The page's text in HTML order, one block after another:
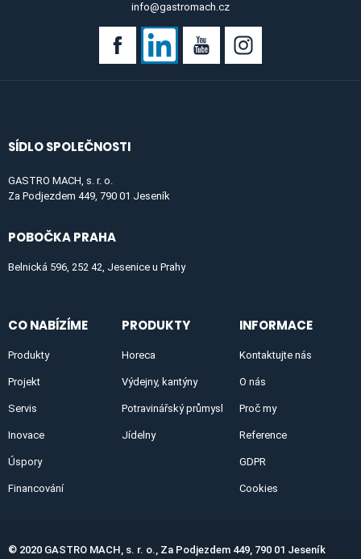
info@gastromach.cz
SÍDLO SPOLEČNOSTI
GASTRO MACH, s. r. o.
Za Podjezdem 449, 790 01 Jeseník
POBOČKA PRAHA
Belnická 596, 252 42, Jesenice u Prahy
CO NABÍZÍME
Produkty
Projekt
Servis
Inovace
Úspory
Financování
PRODUKTY
Horeca
Výdejny, kantýny
Potravinářský průmysl
Jídelny
INFORMACE
Kontaktujte nás
O nás
Proč my
Reference
GDPR
Cookies
© 2020 GASTRO MACH, s. r. o., Za Podjezdem 449, 790 01 Jeseník